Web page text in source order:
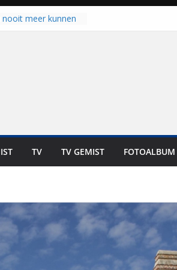
nooit meer kunnen
in gebruik
“Dit is altijd een
TV TV GEMIST FOTOALBUM